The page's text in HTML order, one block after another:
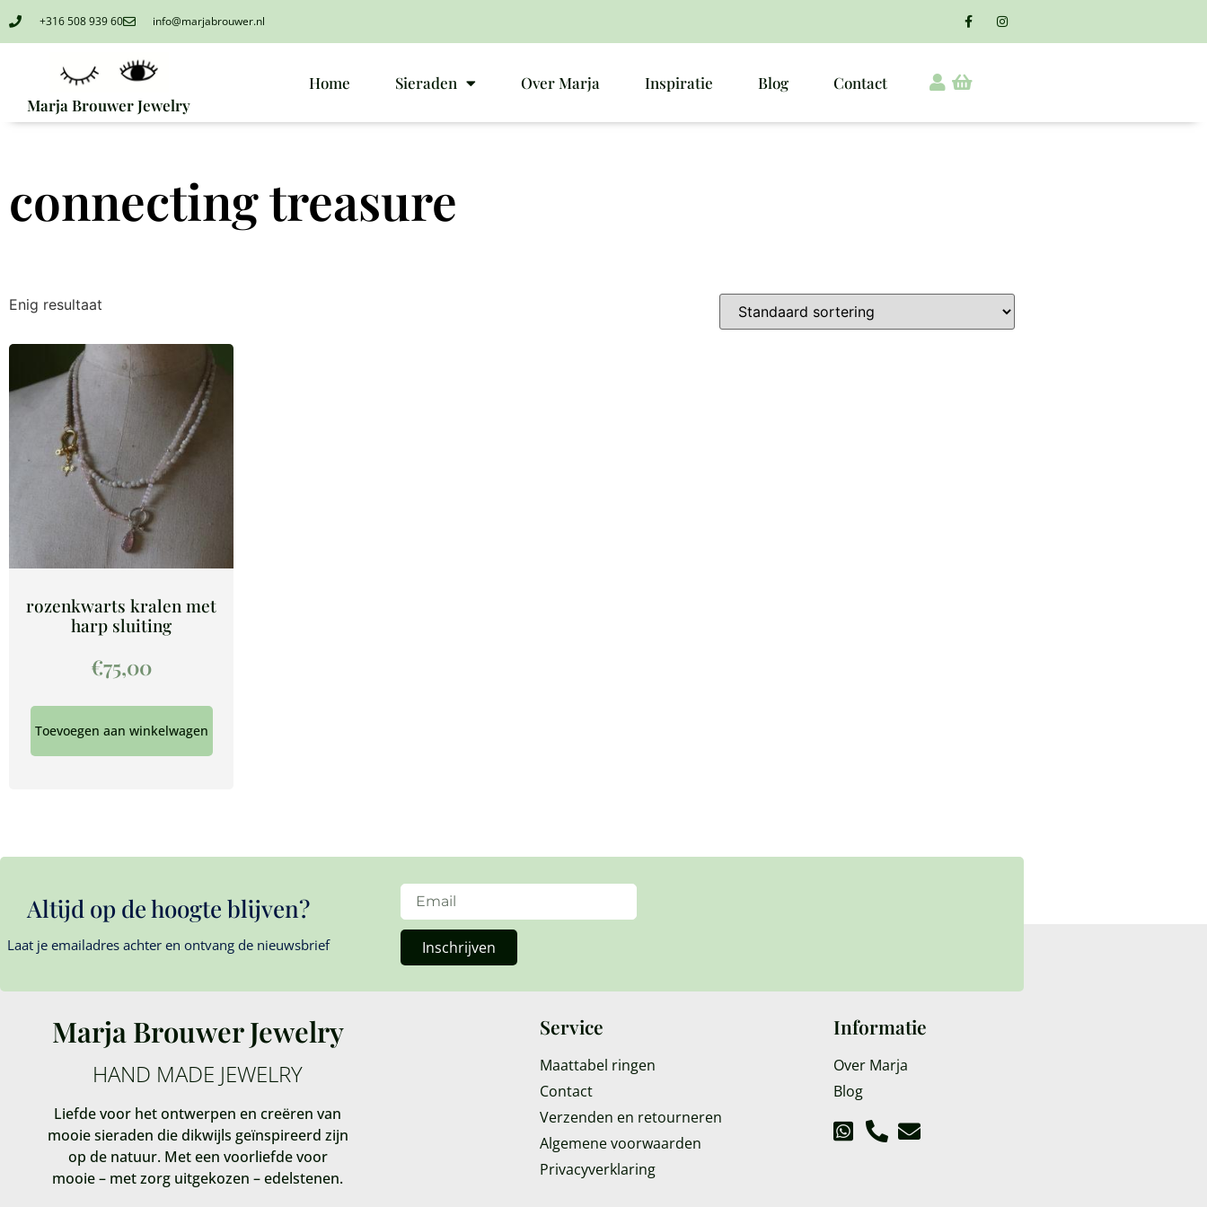
+316 508 939 60 info@marjabrouwer.nl
Marja Brouwer Jewelry
Home Sieraden Over Marja Inspiratie Blog Contact
connecting treasure
Enig resultaat
rozenkwarts kralen met
harp sluiting
€75,00
Toevoegen aan winkelwagen
Altijd op de hoogte blijven?
Laat je emailadres achter en ontvang de nieuwsbrief Inschrijven
Marja Brouwer Jewelry
HAND MADE JEWELRY
Liefde voor het ontwerpen en creëren van
mooie sieraden die dikwijls geïnspireerd zijn
op de natuur. Met een voorliefde voor
mooie – met zorg uitgekozen – edelstenen.
Service
Maattabel ringen
Contact
Verzenden en retourneren
Algemene voorwaarden
Privacyverklaring
Informatie
Over Marja
Blog